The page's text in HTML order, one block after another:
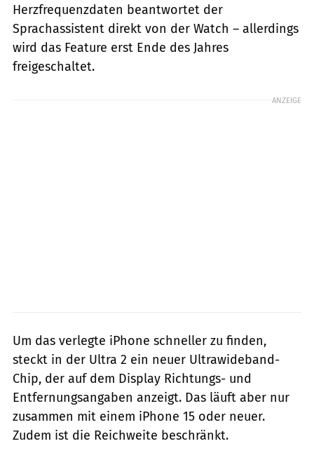
Herzfrequenzdaten beantwortet der
Sprachassistent direkt von der Watch – allerdings
wird das Feature erst Ende des Jahres
freigeschaltet.
ANZEIGE
Um das verlegte iPhone schneller zu finden,
steckt in der Ultra 2 ein neuer Ultrawideband-
Chip, der auf dem Display Richtungs- und
Entfernungsangaben anzeigt. Das läuft aber nur
zusammen mit einem iPhone 15 oder neuer.
Zudem ist die Reichweite beschränkt.